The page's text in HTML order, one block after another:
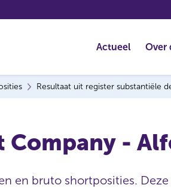
Actueel Over
Resultaat uit register substantiële
-
en bruto shortposities.